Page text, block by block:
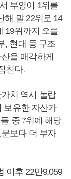
부영이 1위를
해 말 22위로 14
19위까지 오를
, 현대 등 구조
을 매각하게
친다.
치 역시 놀랍
보유한 자산가
중 7위에 해당
보다 더 부자
이후 22만9,059